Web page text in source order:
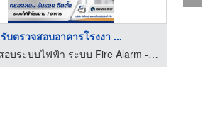
รับตรวจสอบอาคารโรงงา ...
รับตรวจสอบระบบไฟฟ้า ระบบ Fire Alarm - อิเล็กตร้าเทค เอ็นจิเนียริ่ง